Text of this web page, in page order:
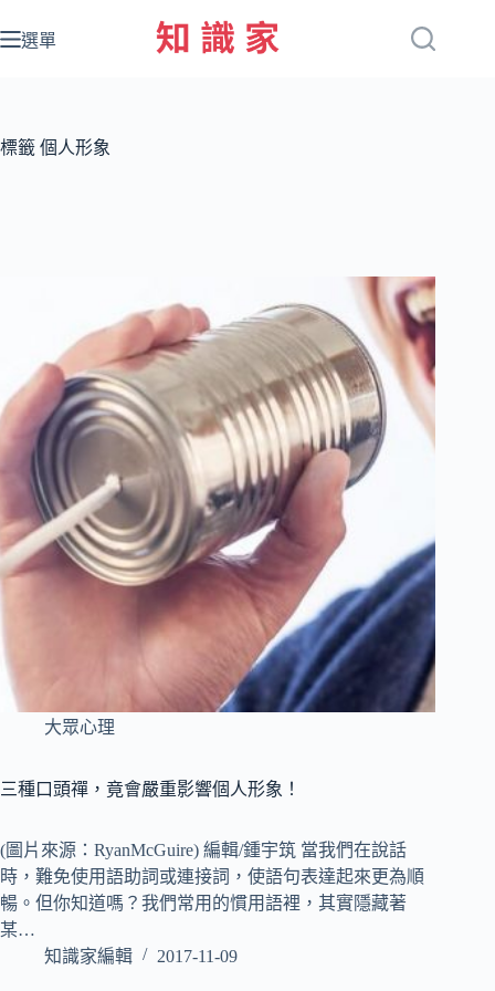
至
容
選單
標籤 個人形象
大眾心理
三種口頭禪，竟會嚴重影響個人形象！
(圖片來源：RyanMcGuire) 編輯/鍾宇筑 當我們在說話
時，難免使用語助詞或連接詞，使語句表達起來更為順
暢。但你知道嗎？我們常用的慣用語裡，其實隱藏著
某…
知識家編輯
2017-11-09